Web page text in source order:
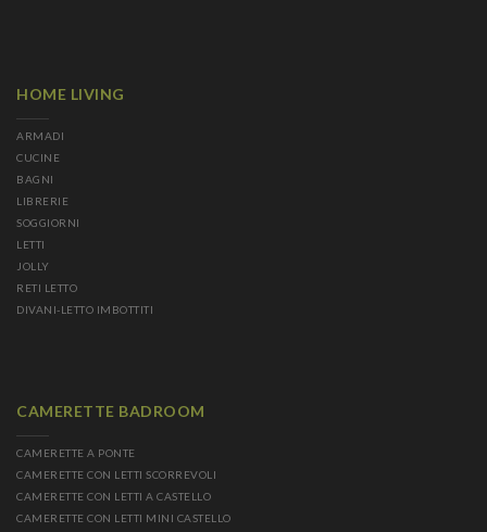
HOME LIVING
ARMADI
CUCINE
BAGNI
LIBRERIE
SOGGIORNI
LETTI
JOLLY
RETI LETTO
DIVANI-LETTO IMBOTTITI
CAMERETTE BADROOM
CAMERETTE A PONTE
CAMERETTE CON LETTI SCORREVOLI
CAMERETTE CON LETTI A CASTELLO
CAMERETTE CON LETTI MINI CASTELLO